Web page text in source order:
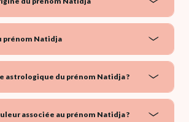
prénom Natidja
astrologique du prénom Natidja ?
associée au prénom Natidja ?